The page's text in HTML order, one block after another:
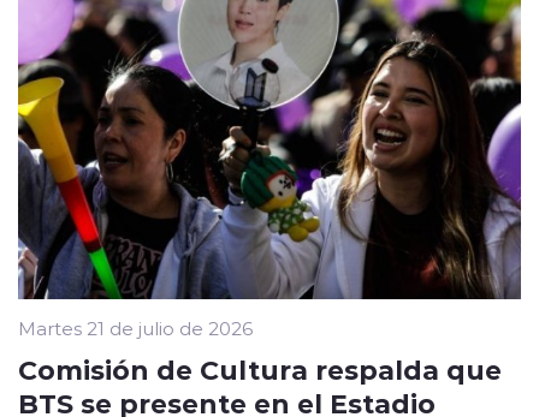
Martes 21 de julio de 2026
Comisión de Cultura respalda que
BTS se presente en el Estadio